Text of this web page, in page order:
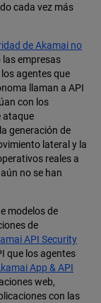
cada vez más
de Akamai no
las empresas
agentes que
llaman a API
con los
ataque
generación de
lateral y la
reales a
no se han
modelos de
de
API Security
que los agentes
App & API
web,
con las